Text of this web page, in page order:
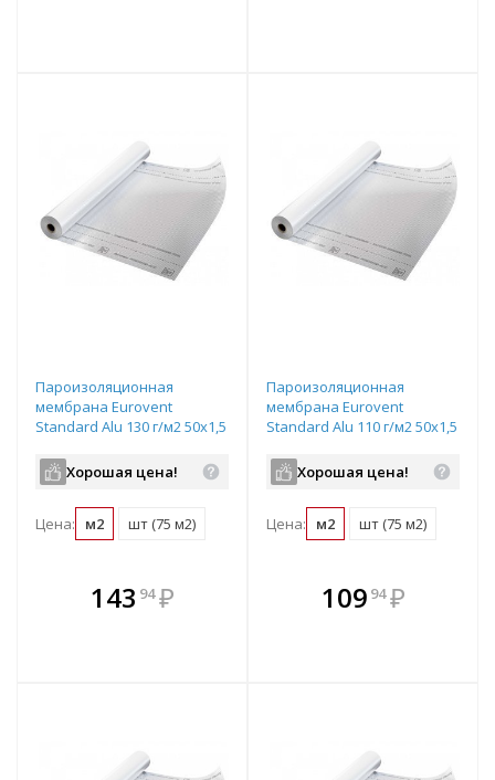
Пароизоляционная
мембрана Eurovent
Standard Alu 130 г/м2 50х1,5
Хорошая цена!
Цена: м2 шт (75 м2)
143 94 ₽
В комплекте
всегда выгоднее!
Пароизоляционная
мембрана Eurovent
Standard Alu 110 г/м2 50х1,5
Хорошая цена!
Цена: м2 шт (75 м2)
В комплекте
всегда выгоднее!
109 94 ₽